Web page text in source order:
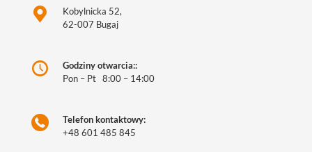
Kobylnicka 52,
62-007 Bugaj
Godziny otwarcia::
Pon – Pt 8:00 – 14:00
Telefon kontaktowy:
+48 601 485 845